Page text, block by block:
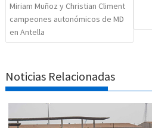
Miriam Muñoz y Christian Climent
campeones autonómicos de MD
en Antella
Noticias Relacionadas